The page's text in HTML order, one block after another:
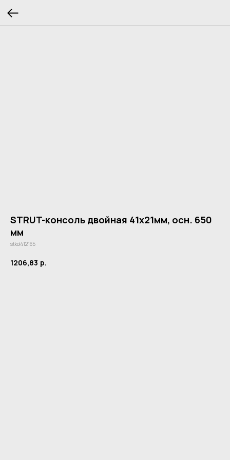
STRUT-консоль двойная 41х21мм, осн. 650
мм
stkd412165
1206,83 р.